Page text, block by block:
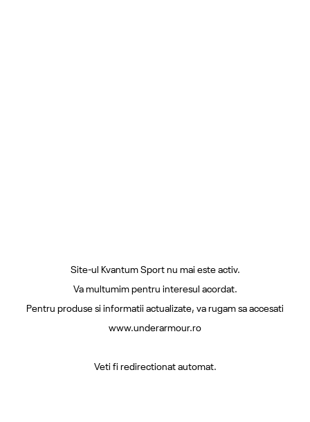
Site-ul Kvantum Sport nu mai este activ.
Va multumim pentru interesul acordat.
Pentru produse si informatii actualizate, va rugam sa accesati
www.underarmour.ro
Veti fi redirectionat automat.